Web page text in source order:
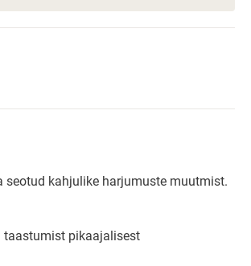
kahjulike harjumuste muutmist.
taastumist pikaajalisest